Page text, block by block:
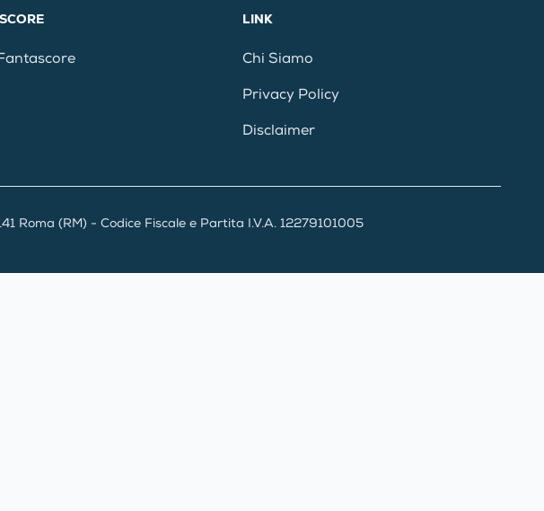
LINK
Chi Siamo
Privacy Policy
Disclaimer
Roma (RM) - Codice Fiscale e Partita I.V.A. 12279101005